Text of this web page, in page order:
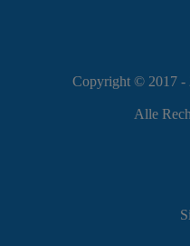
Copyright © 2017 -
Alle